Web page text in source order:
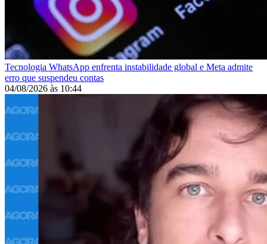
Tecnologia WhatsApp enfrenta instabilidade global e Meta admite
erro que suspendeu contas
04/08/2026 às 10:44